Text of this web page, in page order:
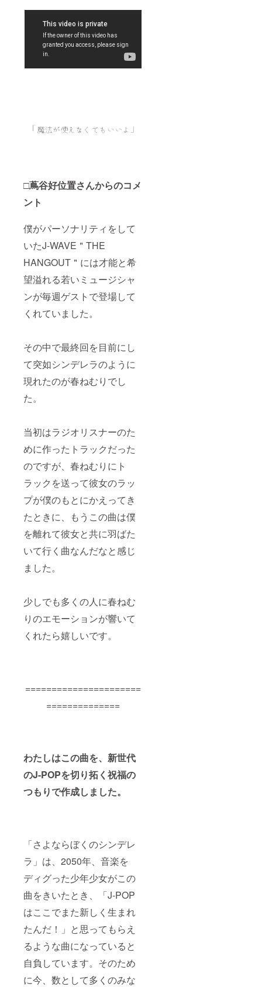
□蔦谷好位置さんからのコメ
ント
僕がパーソナリティをして
いたJ-WAVE＂THE
HANGOUT＂には才能と希
望溢れる若いミュージシャ
ンが毎週ゲストで登場して
くれていました。
その中で最終回を目前にし
て突如シンデレラのように
現れたのが春ねむりでし
た。
当初はラジオリスナーのた
めに作ったトラックだった
のですが、春ねむりにト
ラックを送って彼女のラッ
プが僕のもとにかえってき
たときに、もうこの曲は僕
を離れて彼女と共に羽ばた
いて行く曲なんだなと感じ
ました。
少しでも多くの人に春ねむ
りのエモーションが響いて
くれたら嬉しいです。
======================
==============
わたしはこの曲を、新世代
のJ-POPを切り拓く祝福の
つもりで作成しました。
「さよならぼくのシンデレ
ラ」は、2050年、音楽を
ディグった少年少女がこの
曲をきいたとき、「J-POP
はここでまた新しく生まれ
たんだ！」と思ってもらえ
るような曲になっていると
自負しています。そのため
に今、数として多くのみな